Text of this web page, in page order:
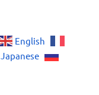
English
Japanese